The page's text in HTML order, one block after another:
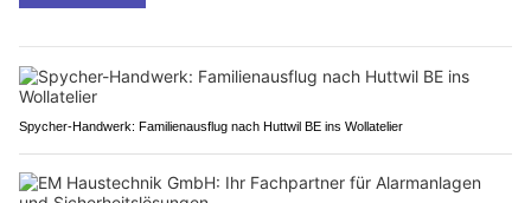
Spycher-Handwerk: Familienausflug nach Huttwil BE ins Wollatelier